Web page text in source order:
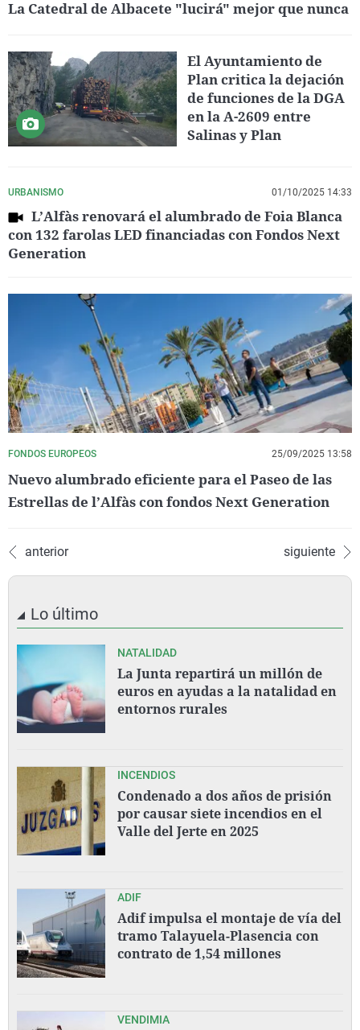
La Catedral de Albacete "lucirá" mejor que nunca
El Ayuntamiento de
Plan critica la dejación
de funciones de la DGA
en la A-2609 entre
Salinas y Plan
URBANISMO 01/10/2025 14:33
L’Alfàs renovará el alumbrado de Foia Blanca
con 132 farolas LED financiadas con Fondos Next
Generation
FONDOS EUROPEOS 25/09/2025 13:58
Nuevo alumbrado eficiente para el Paseo de las
Estrellas de l’Alfàs con fondos Next Generation
anterior siguiente
Lo último
NATALIDAD
La Junta repartirá un millón de
euros en ayudas a la natalidad en
entornos rurales
INCENDIOS
Condenado a dos años de prisión
por causar siete incendios en el
Valle del Jerte en 2025
ADIF
Adif impulsa el montaje de vía del
tramo Talayuela-Plasencia con
contrato de 1,54 millones
VENDIMIA